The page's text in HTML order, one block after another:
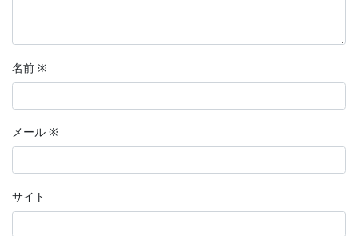
名前 ※
メール ※
サイト